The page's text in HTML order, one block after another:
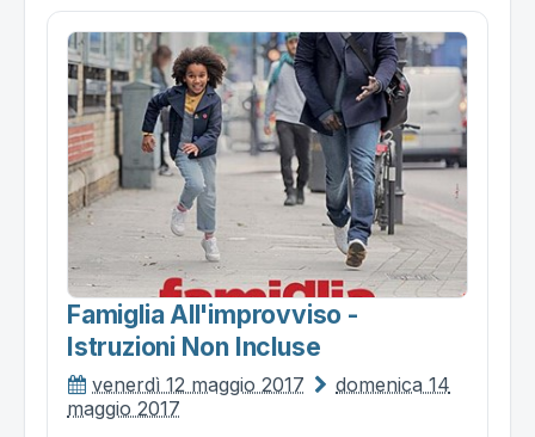
Famiglia All'improvviso -
Istruzioni Non Incluse
venerdì 12 maggio 2017
domenica 14
maggio 2017